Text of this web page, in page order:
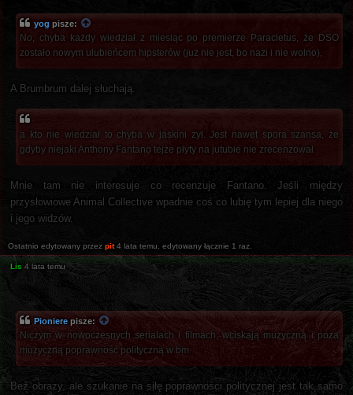
yog pisze:
No, chyba każdy wiedział z miesiąc po premierze Paracletus, że DSO
zostało nowym ulubieńcem hipsterów (już nie jest, bo nazi i nie wolno),
A Brumbrum dalej słuchają.
a kto nie wiedział to chyba w jaskini żył. Jest nawet spora szansa, że
gdyby niejaki Anthony Fantano tejże płyty na jutubie nie zrecenzował
Mnie tam nie interesuje co recenzuje Fantano. Jeśli między
przysłowiowe Animal Collective wpadnie coś co lubię tym lepiej dla niego
i jego widzów.
Ostatnio edytowany przez pit 4 lata temu , edytowany łącznie 1 raz.
Lis 4 lata temu
Pionierepisze:
Niczym w nowoczesnych serialach i filmach, wciskają muzyczną i poza
muzyczną poprawność polityczną w bm
Bez obrazy, ale szukanie na siłę poprawności politycznej jest tak samo